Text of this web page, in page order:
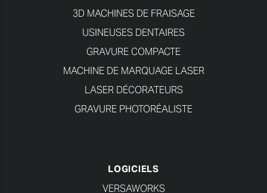
3D MACHINES DE FRAISAGE
USINEUSES DENTAIRES
GRAVURE COMPACTE
MACHINE DE MARQUAGE LASER
LASER DÉCORATEURS
GRAVURE PHOTORÉALISTE
LOGICIELS
VERSAWORKS